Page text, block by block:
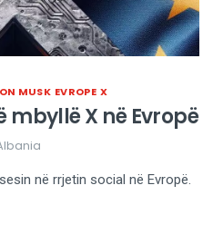
MUSK EVROPE X
mbyllë X në Evropë
në rrjetin social në Evropë.